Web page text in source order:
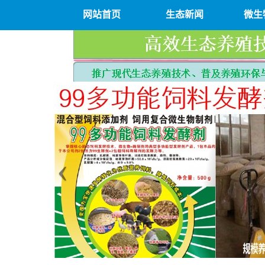
网站首页 生态新闻 微生
‹
P
r
e
v
o
u
s